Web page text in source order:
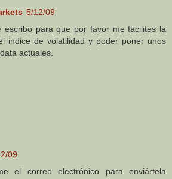
5/12/09
escribo para que por favor me facilites la
indice de volatilidad y poder poner unos
actuales.
09
el correo electrónico para enviártela